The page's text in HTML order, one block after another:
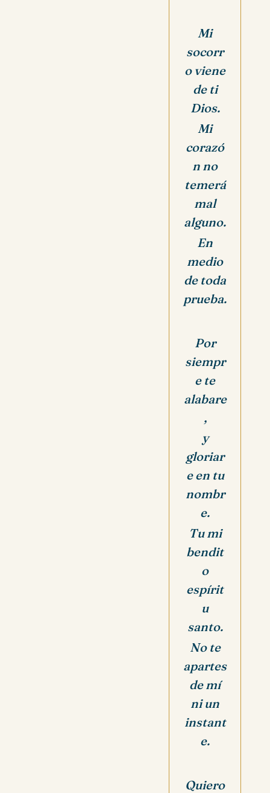
Mi
socorr
o viene
de ti
Dios.
Mi
corazó
n no
temerá
mal
alguno.
En
medio
de toda
prueba.
Por
siempr
e te
alabare
,
y
gloriar
e en tu
nombr
e.
Tu mi
bendit
o
espírit
u
santo.
No te
apartes
de mí
ni un
instant
e.
Quiero